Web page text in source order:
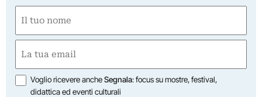
(Required)
First
(Required)
Opzioni
Voglio ricevere ancheSegnala: focus su mostre, festival,
didattica ed eventi culturali